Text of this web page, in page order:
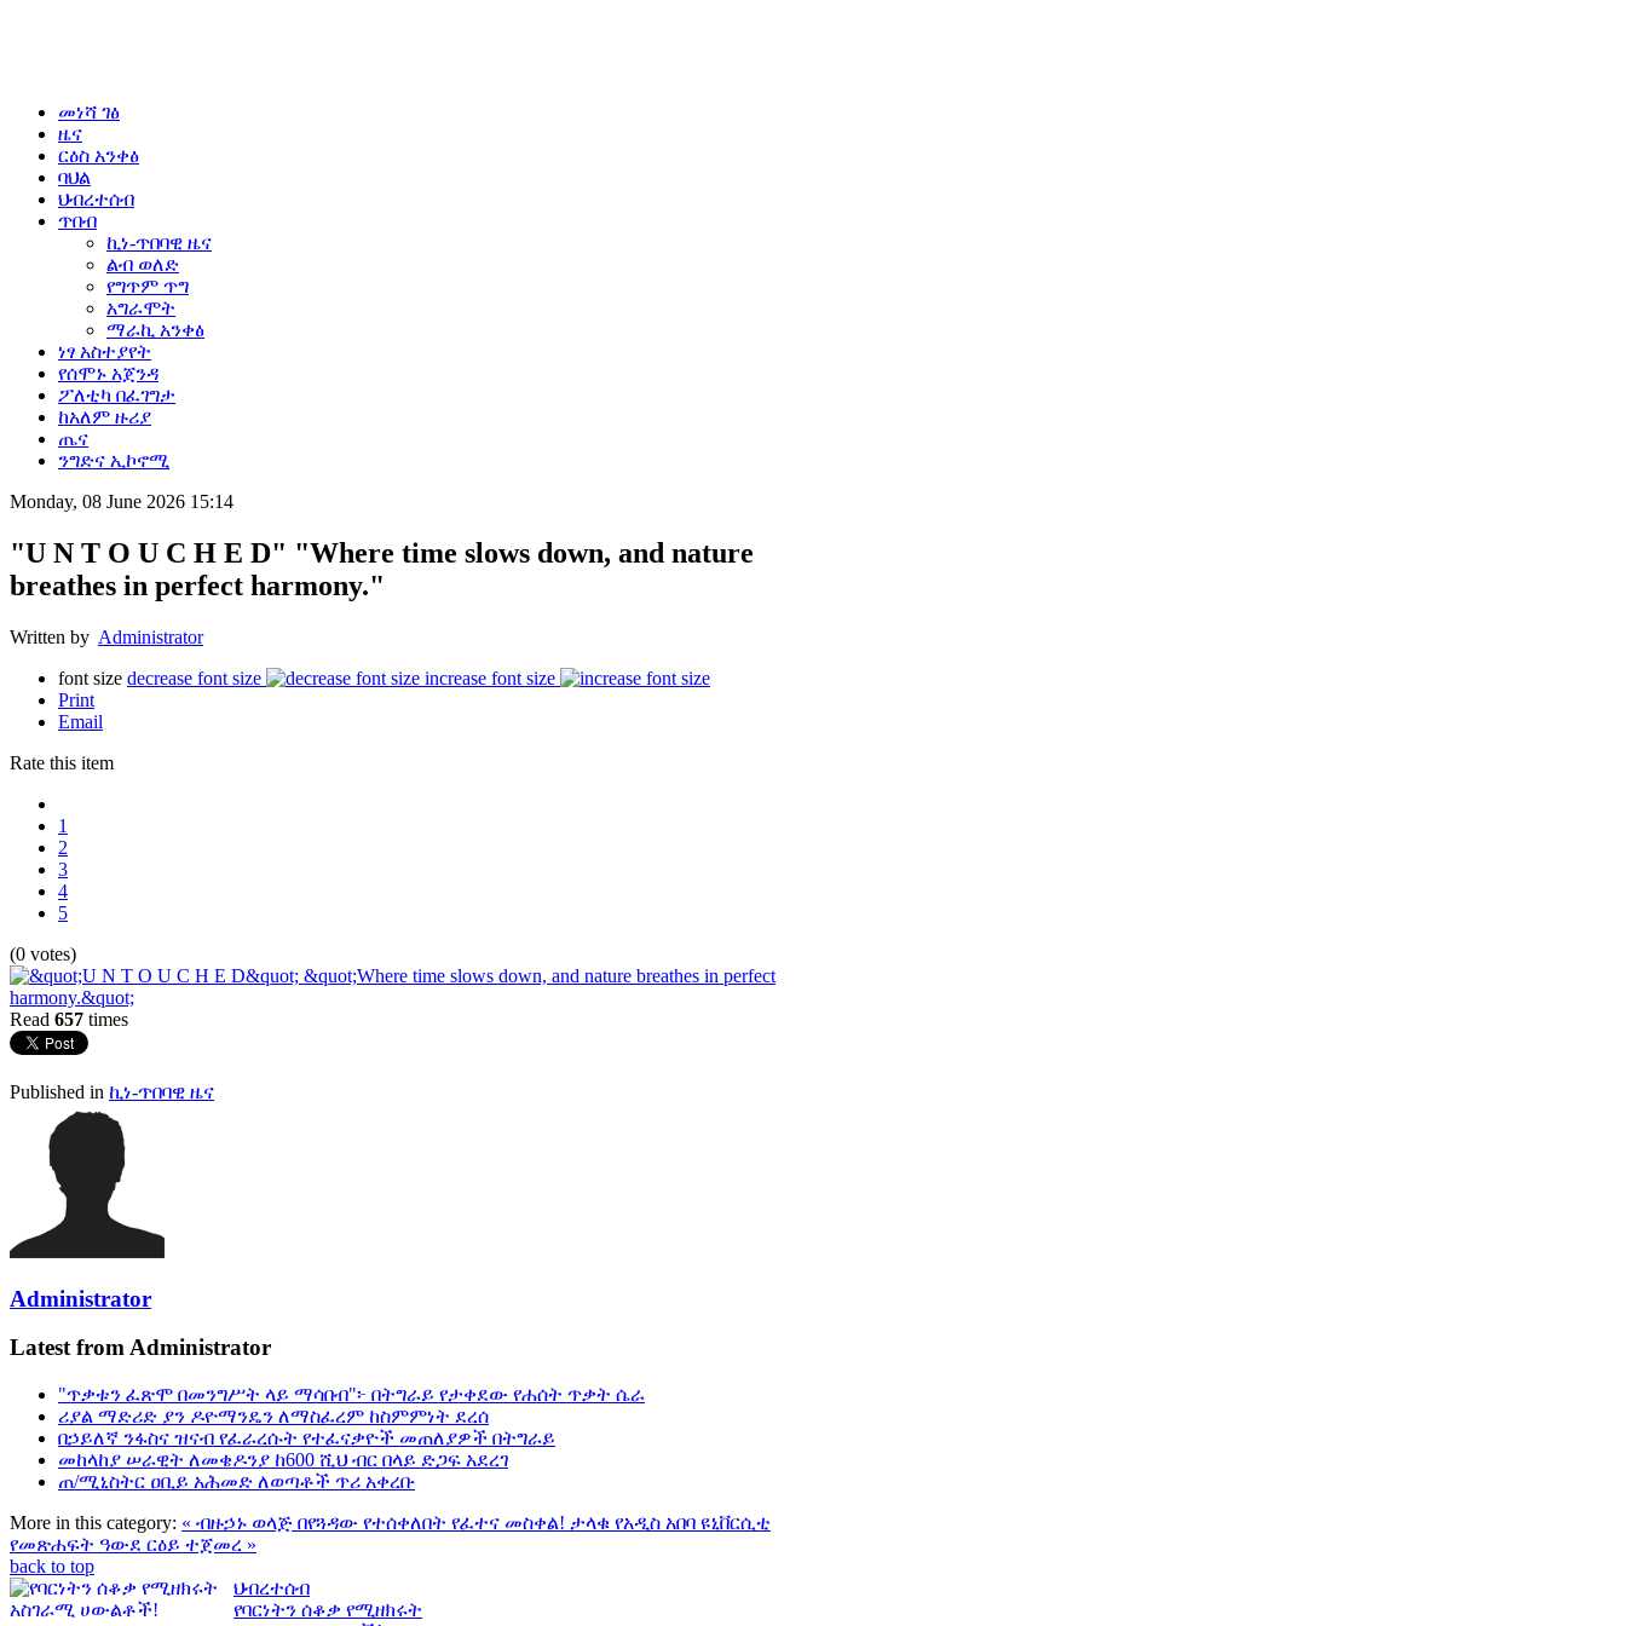
መነሻ ገፅ
ዜና
ርዕስ አንቀፅ
ባህል
ህብረተሰብ
ጥበብ
ኪነ-ጥበባዊ ዜና
ልብ ወለድ
የግጥም ጥግ
አግራሞት
ማራኪ አንቀፅ
ነፃ አስተያየት
የሰሞኑ አጀንዳ
ፖለቲካ በፈገግታ
ከአለም ዙሪያ
ጤና
ንግድና ኢኮኖሚ
Monday, 08 June 2026 15:14
"U N T O U C H E D" "Where time slows down, and nature
breathes in perfect harmony."
Written by Administrator
font size decrease font size
increase font size
Print
Email
Rate this item
1
2
3
4
5
(0 votes)
Read 657 times
Published in ኪነ-ጥበባዊ ዜና
Administrator
Latest from Administrator
"ጥቃቱን ፈጽሞ በመንግሥት ላይ ማሳበብ"፦ በትግራይ የታቀደው የሐሰት ጥቃት ሴራ
ሪያል ማድሪድ ያን ዶዮማንዴን ለማስፈረም ከስምምነት ደረሰ
በኃይለኛ ንፋስና ዝናብ የፈራረሱት የተፈናቃዮች መጠለያዎች በትግራይ
መከላከያ ሠራዊት ለመቄዶንያ ከ600 ሺህ ብር በላይ ድጋፍ አደረገ
ጠ/ሚኒስትር ዐቢይ አሕመድ ለወጣቶች ጥሪ አቀረቡ
More in this category: « ብዙኃኑ ወላጅ በየጓዳው የተሰቀለበት የፈተና መስቀል! ታላቁ የአዲስ አበባ ዩኒቨርሲቲ
የመጽሐፍት ዓውደ ርዕይ ተጀመረ »
back to top
ህብረተሰብ
የባርነትን ሰቆቃ የሚዘክሩት